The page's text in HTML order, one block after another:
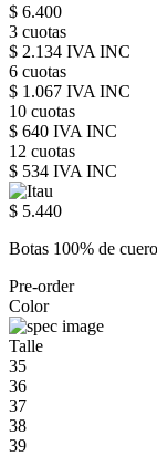
$ 6.400
3 cuotas
$ 2.134 IVA INC
6 cuotas
$ 1.067 IVA INC
10 cuotas
$ 640 IVA INC
12 cuotas
$ 534 IVA INC
$ 5.440
Botas 100% de
Pre-order
Color
Talle
35
36
37
38
39